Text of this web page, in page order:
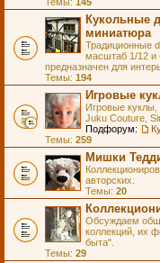
Кукольные
миниатюра
Традиционные
масштаб 1/12 и
предназначен для
Темы: 194
Игровые
Игровые
Juku Couture,
Подфорум:
Темы: 259
Мишки
авторских.
Темы: 20
Обсуждаем
коллекций, их
быта".
Темы: 29